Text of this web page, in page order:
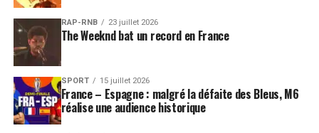
RAP-RNB 23 juillet 2026
The Weeknd bat un record en France
SPORT 15 juillet 2026
France – Espagne : malgré la défaite des Bleus, M6
réalise une audience historique